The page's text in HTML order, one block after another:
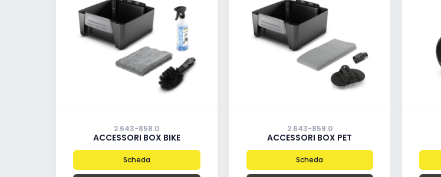
2.643-858.0
ACCESSORI BOX BIKE
Scheda
2.643-859.0
ACCESSORI BOX PET
Scheda